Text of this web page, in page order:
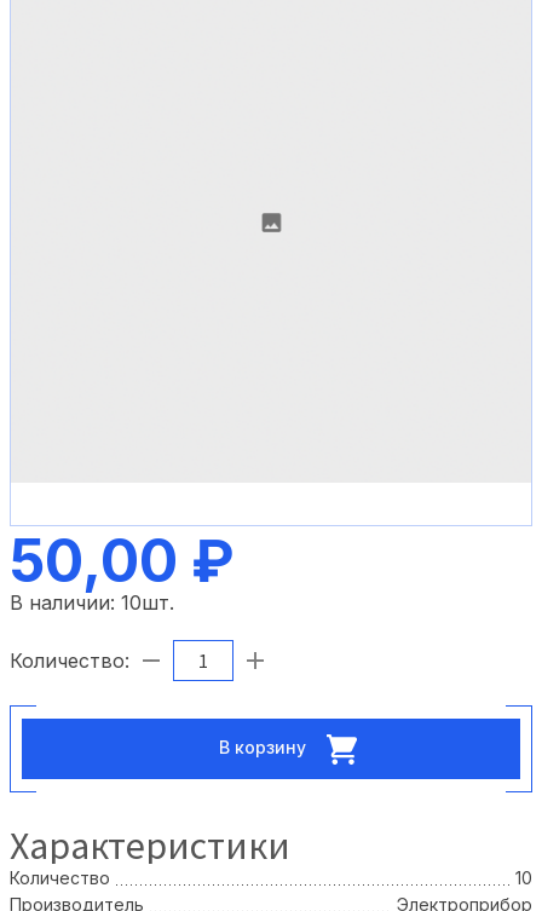
50,00 ₽
В наличии: 10шт.
Количество:
В корзину
Характеристики
Количество
10
Производитель
Электроприбор